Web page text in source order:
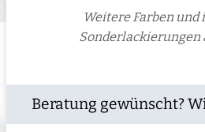
Weitere Farben
Sonderlackierungen
Beratung gewünscht?